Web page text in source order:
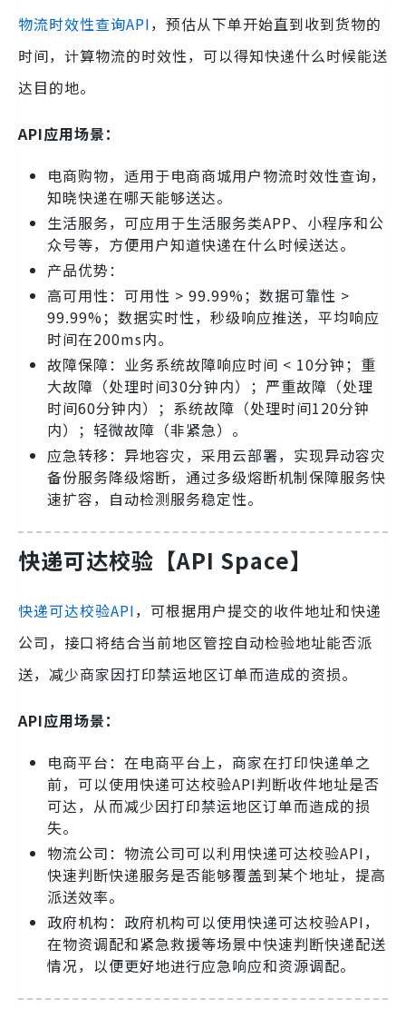
物流时效性查询API，预估从下单开始直到收到货物的
时间，计算物流的时效性，可以得知快递什么时候能送
达目的地。
API应用场景：
电商购物，适用于电商商城用户物流时效性查询，
知晓快递在哪天能够送达。
生活服务，可应用于生活服务类APP、小程序和公
众号等，方便用户知道快递在什么时候送达。
产品优势：
高可用性：可用性 > 99.99%；数据可靠性 >
99.99%；数据实时性，秒级响应推送，平均响应
时间在200ms内。
故障保障：业务系统故障响应时间 < 10分钟；重
大故障（处理时间30分钟内）；严重故障（处理
时间60分钟内）；系统故障（处理时间120分钟
内）；轻微故障（非紧急）。
应急转移：异地容灾，采用云部署，实现异动容灾
备份服务降级熔断，通过多级熔断机制保障服务快
速扩容，自动检测服务稳定性。
快递可达校验【API Space】
快递可达校验API，可根据用户提交的收件地址和快递
公司，接口将结合当前地区管控自动检验地址能否派
送，减少商家因打印禁运地区订单而造成的资损。
API应用场景：
电商平台：在电商平台上，商家在打印快递单之
前，可以使用快递可达校验API判断收件地址是否
可达，从而减少因打印禁运地区订单而造成的损
失。
物流公司：物流公司可以利用快递可达校验API，
快速判断快递服务是否能够覆盖到某个地址，提高
派送效率。
政府机构：政府机构可以使用快递可达校验API，
在物资调配和紧急救援等场景中快速判断快递配送
情况，以便更好地进行应急响应和资源调配。